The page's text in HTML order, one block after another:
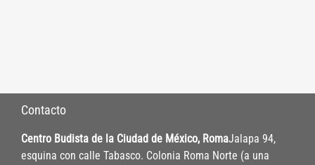
Contacto
Centro Budista de la Ciudad de México, RomaJalapa 94,
esquina con calle Tabasco. Colonia Roma Norte (a una